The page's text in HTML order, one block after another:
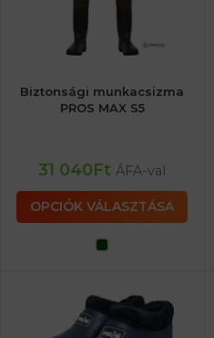
Biztonsági munkacsizma
PROS MAX S5
31 040Ft ÁFA-val
OPCIÓK VÁLASZTÁSA